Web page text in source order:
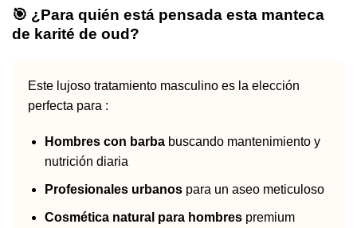
🎯 ¿Para quién está pensada esta manteca
de karité de oud?
Este lujoso tratamiento masculino es la elección
perfecta para :
Hombres con barbabuscando mantenimiento y
nutrición diaria
Profesionales urbanospara un aseo meticuloso
Cosmética natural para hombrespremium